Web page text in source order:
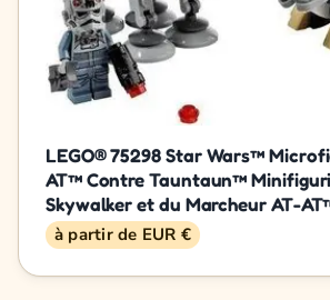
LEGO® 75298 Star Wars™
AT™ Contre Tauntaun™
Skywalker et du Marcheur AT-
à partir de EUR €